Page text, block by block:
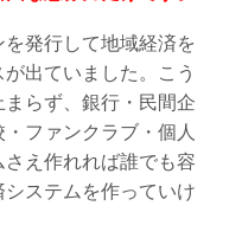
発行して地域経済を
出ていました。こう
らず、銀行・民間企
ファンクラブ・個人
さえ作れれば誰でも容
ステムを作っていけ